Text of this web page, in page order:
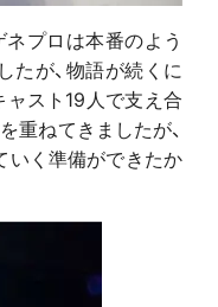
プロは本番のよう
たが、物語が続くに
スト19人で支え合
重ねてきましたが、
いく準備ができたか